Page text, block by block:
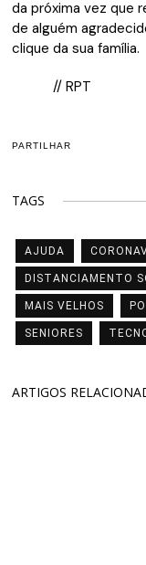
da próxima vez que
de alguém
clique da sua família.
// RPT
PARTILHAR
TAGS
AJUDA
DISTANCIAMENTO
MAIS VELHOS
SENIORES
ARTIGOS